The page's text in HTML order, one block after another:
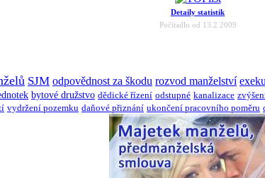
Detaily statistik
Počítadlo od 13.2.2009
SJM odpovědnost za škodu rozvod manželství
bytové družstvo dědické řízení odstupné kanalizace
vydržení pozemku daňové přiznání ukončení pracovního poměru